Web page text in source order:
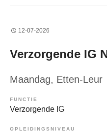
12-07-2026
Verzorgende IG
Maandag, Etten-Leur
FUNCTIE
Verzorgende IG
OPLEIDINGSNIVEAU